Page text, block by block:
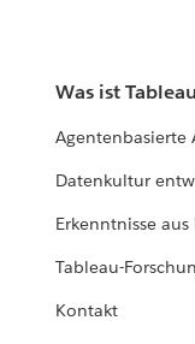
Was ist
Agentenbasierte
Datenkultur
Erkenntnisse
Tableau-
Kontakt